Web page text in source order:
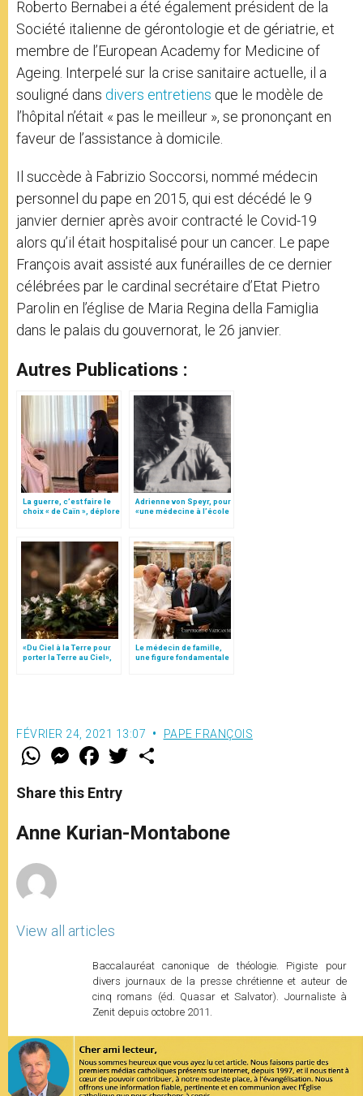
Roberto Bernabei a été également président de la
Société italienne de gérontologie et de gériatrie, et
membre de l’European Academy for Medicine of
Ageing. Interpelé sur la crise sanitaire actuelle, il a
souligné dans divers entretiens que le modèle de
l’hôpital n’était « pas le meilleur », se prononçant en
faveur de l’assistance à domicile.
Il succède à Fabrizio Soccorsi, nommé médecin
personnel du pape en 2015, qui est décédé le 9
janvier dernier après avoir contracté le Covid-19
alors qu’il était hospitalisé pour un cancer. Le pape
François avait assisté aux funérailles de ce dernier
célébrées par le cardinal secrétaire d’Etat Pietro
Parolin en l’église de Maria Regina della Famiglia
dans le palais du gouvernorat, le 26 janvier.
Autres Publications :
La guerre, c’est faire le
choix « de Caïn », déplore
Adrienne von Speyr, pour
«une médecine à l’école
«Du Ciel à la Terre pour
porter la Terre au Ciel»,
Le médecin de famille,
une figure fondamentale
FÉVRIER 24, 2021 13:07 PAPE FRANÇOIS
W
t
s
p
p
M
e
s
e
g
e
F
a
e
b
o
k
w
r
Share this Entry
Anne Kurian-Montabone
View all articles
Baccalauréat canonique de théologie. Pigiste pour
divers journaux de la presse chrétienne et auteur de
cinq romans (éd. Quasar et Salvator). Journaliste à
Zenit depuis octobre 2011.